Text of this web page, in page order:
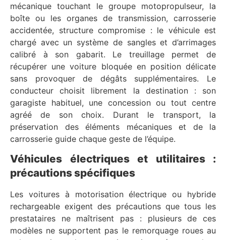
mécanique touchant le groupe motopropulseur, la
boîte ou les organes de transmission, carrosserie
accidentée, structure compromise : le véhicule est
chargé avec un système de sangles et d’arrimages
calibré à son gabarit. Le treuillage permet de
récupérer une voiture bloquée en position délicate
sans provoquer de dégâts supplémentaires. Le
conducteur choisit librement la destination : son
garagiste habituel, une concession ou tout centre
agréé de son choix. Durant le transport, la
préservation des éléments mécaniques et de la
carrosserie guide chaque geste de l’équipe.
Véhicules électriques et utilitaires :
précautions spécifiques
Les voitures à motorisation électrique ou hybride
rechargeable exigent des précautions que tous les
prestataires ne maîtrisent pas : plusieurs de ces
modèles ne supportent pas le remorquage roues au